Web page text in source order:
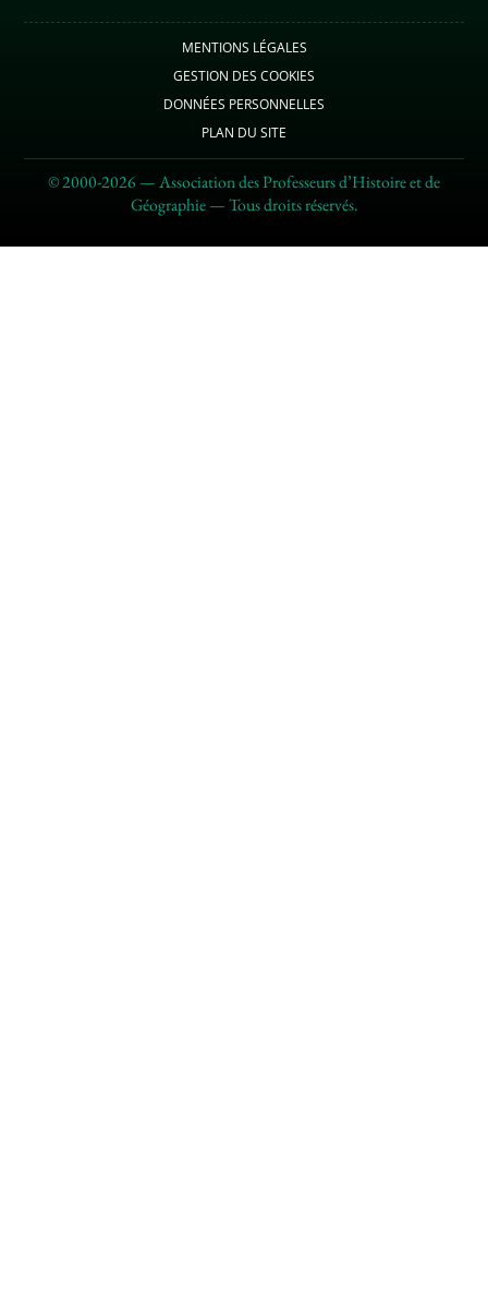
MENTIONS LÉGALES
GESTION DES COOKIES
DONNÉES PERSONNELLES
PLAN DU SITE
© 2000-2026 — Association des Professeurs d’Histoire et de
Géographie — Tous droits réservés.